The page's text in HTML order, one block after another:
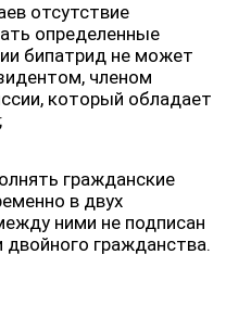
отсутствие
определенные
бипатрид не может
членом
который обладает
гражданские
в двух
ними не подписан
двойного гражданства.